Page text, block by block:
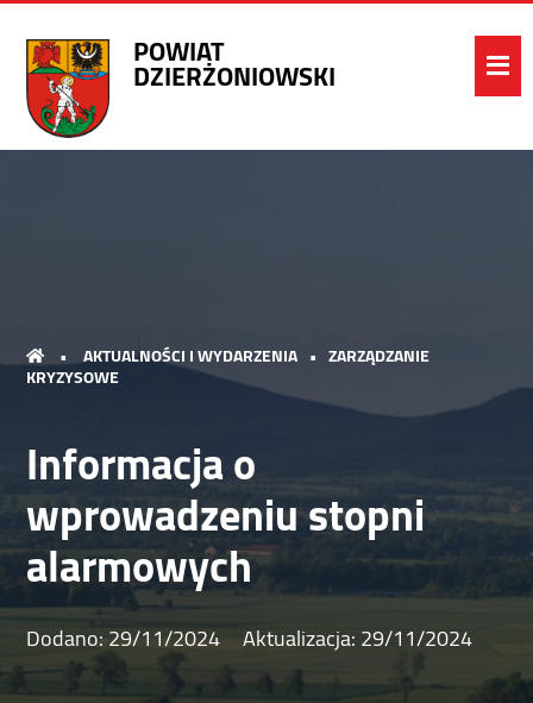
POWIAT
DZIERŻONIOWSKI
• AKTUALNOŚCI I WYDARZENIA • ZARZĄDZANIE
KRYZYSOWE
Informacja o
wprowadzeniu stopni
alarmowych
Dodano:29/11/2024 Aktualizacja:29/11/2024